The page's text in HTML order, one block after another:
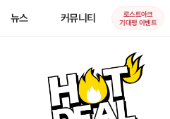
뉴스 커뮤니티
로스트아크
기대평 이벤트